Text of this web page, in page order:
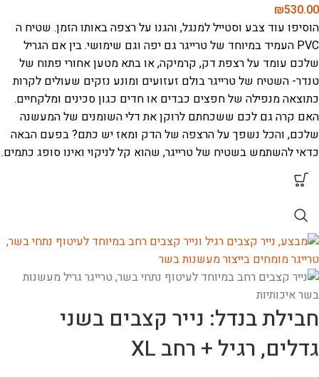
₪530.00
הוסיפו עוד צבע וסטייל למנגל, והגנו על רצפה באותו הזמן. שטיח ה
PVC העמיד במיוחד של טרייגר גם יפה וגם שימושי. בין אם הגריל
שלכם עומד על רצפת דק, קרמיקה, או בתא מטען אחורי פתוח של
טנדר- השטיח של טרייגר בולם זעזועים ומונע נזקים שעולים לקרות
כתוצאה מנפילה של חפצים כבדים או חדים כגון סכינים ומלקחיים.
האם קרה גם לכם ששכחתם לרוקן את דלי השומנים של המעשנה
שלכם, והכל נשפך על הרצפה של הדק ומאז יש כתם? בפעם הבאה
כדאי להשתמש בשטיח של טרייגר, שהוא קל לניקוי ואינו סופג כתמים.
חבילת בנדל: נייר קצבים בשני
גדלים, רגיל + רחב XL